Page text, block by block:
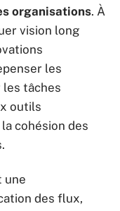
organisations. À
vision long
les
tâches
outils
cohésion des
une
des flux,